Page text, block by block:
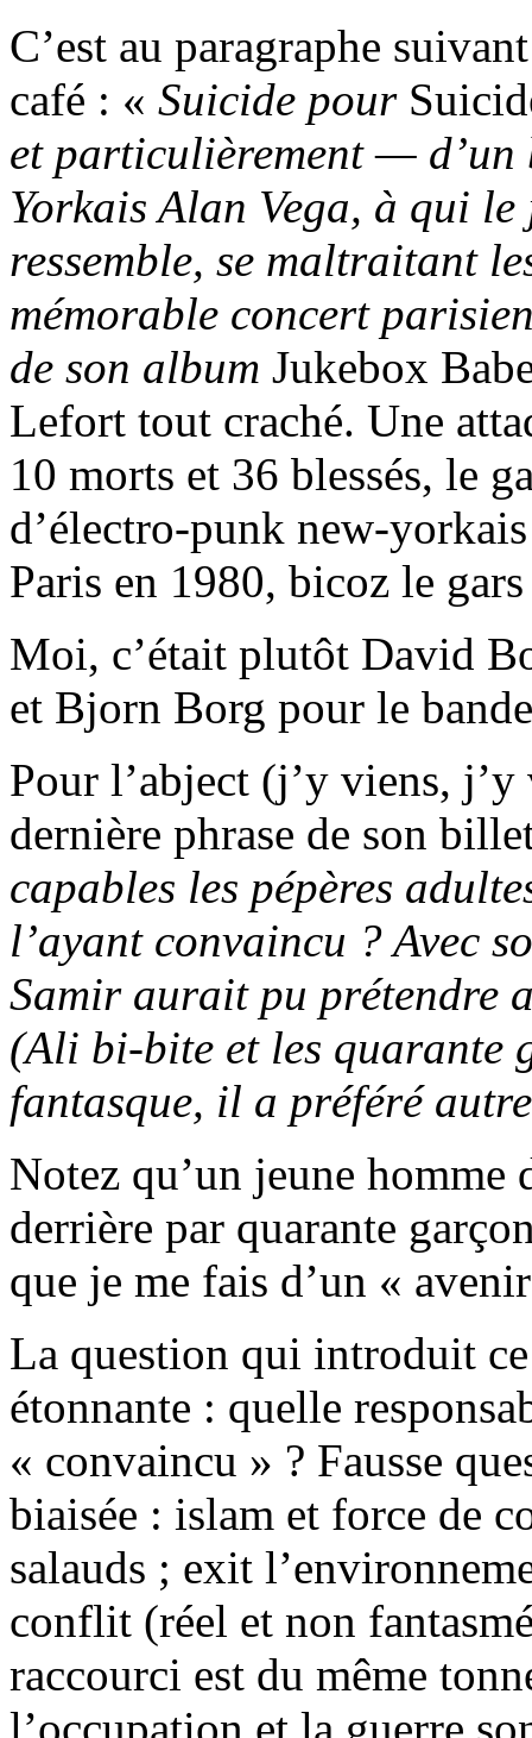
C’est au paragraphe
café : « Suicide pour
et particulièrement —
Yorkais Alan Vega, à qui
ressemble, se maltraitant
mémorable concert
de son album Jukebox
Lefort tout craché. Une
10 morts et 36 blessés, le
d’électro-punk new-
Paris en 1980, bicoz le
Moi, c’était plutôt David
et Bjorn Borg pour le
Pour l’abject (j’y viens,
dernière phrase de son
capables les pépères
l’ayant convaincu ? Avec
Samir aurait pu prétendre
(Ali bi-bite et les quarante
fantasque, il a préféré
Notez qu’un jeune homme
derrière par quarante
que je me fais d’un «
La question qui introduit
étonnante : quelle
« convaincu » ? Fausse
biaisée : islam et force de
salauds ; exit
conflit (réel et non
raccourci est du même
l’occupation et la guerre